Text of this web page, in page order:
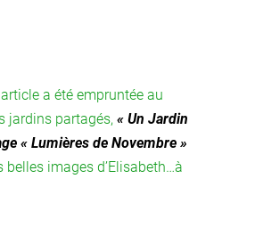
a été empruntée au
jardins partagés,« Un Jardin
« Lumières de Novembre »
belles images d’Elisabeth…à